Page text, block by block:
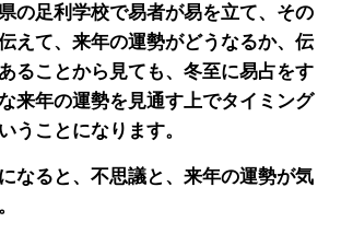
の足利学校で易者が易を立て、その
えて、来年の運勢がどうなるか、伝
ることから見ても、冬至に易占をす
来年の運勢を見通す上でタイミング
うことになります。
なると、不思議と、来年の運勢が気